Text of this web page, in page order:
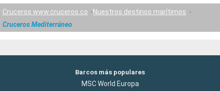
Cruceros www.cruceros.co
Nuestros destinos marítimos
Cruceros Mediterráneo
Barcos más populares
MSC World Europa